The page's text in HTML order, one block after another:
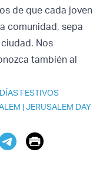
de que cada joven
comunidad, sepa
Nos
también al
DÍAS FESTIVOS
|JERUSALEM DAY
Print